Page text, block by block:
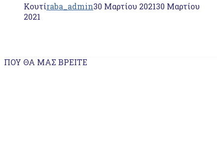
Κουτίraba_admin30 Μαρτίου 202130 Μαρτίου
2021
ΠΟΥ ΘΑ ΜΑΣ ΒΡΕΊΤΕ